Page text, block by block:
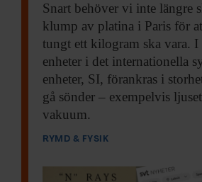
Snart behöver vi inte längre
klump av platina i Paris för
tungt ett kilogram ska vara. I
enheter i det internationella
enheter, SI, förankras i
gå sönder – exempelvis
vakuum.
RYMD & FYSIK